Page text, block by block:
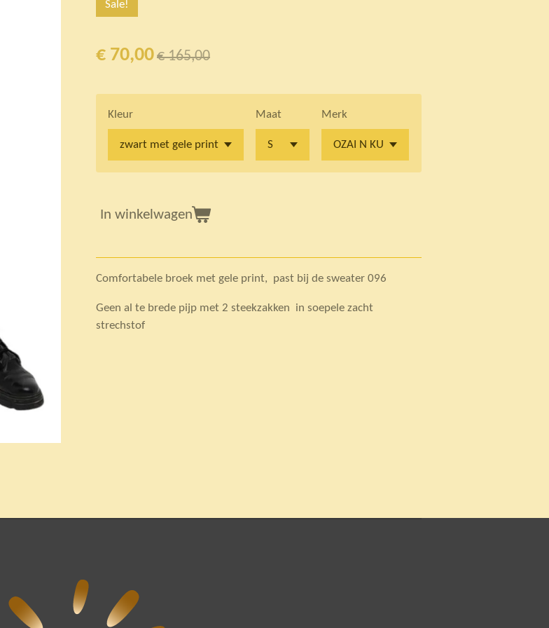
Sale!
€ 70,00€ 165,00
Kleur Maat Merk
In winkelwagen
Comfortabele broek met gele print, past bij de sweater 096
Geen al te brede pijp met 2 steekzakken in soepele zacht
strechstof